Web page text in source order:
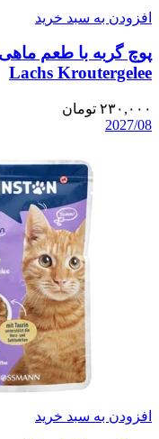
افزودن به سبد خرید
پوچ گربه با طعم
Lachs Kroutergelee
۲۳۰,۰۰۰ تومان
2027/08
افزودن به سبد خرید